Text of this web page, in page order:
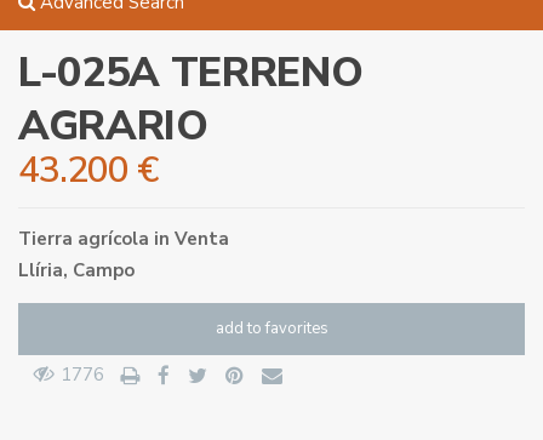
L-025A TERRENO
AGRARIO
43.200 €
Tierra agrícola in Venta
Llíria, Campo
add to favorites
1776